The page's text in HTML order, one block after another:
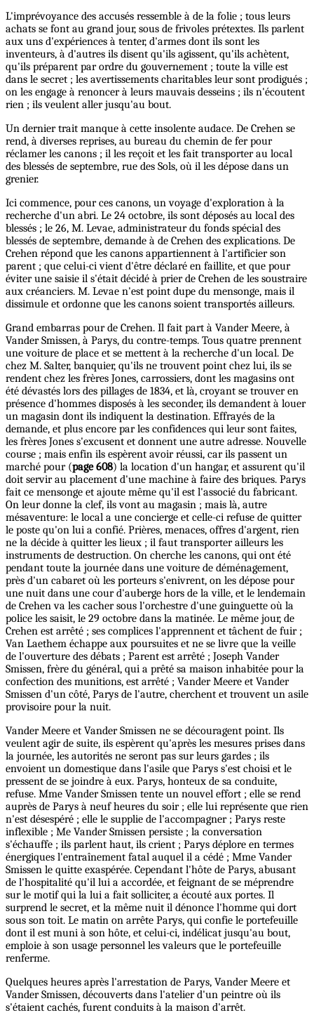
L'imprévoyance des accusés ressemble à de la folie ; tous leurs
achats se font au grand jour, sous de frivoles prétextes. Ils parlent
aux uns d'expériences à tenter, d'armes dont ils sont les
inventeurs, à d'autres ils disent qu'ils agissent, qu'ils achètent,
qu'ils préparent par ordre du gouvernement ; toute la ville est
dans le secret ; les avertissements charitables leur sont prodigués ;
on les engage à renoncer à leurs mauvais desseins ; ils n'écoutent
rien ; ils veulent aller jusqu'au bout.
Un dernier trait manque à cette insolente audace. De Crehen se
rend, à diverses reprises, au bureau du chemin de fer pour
réclamer les canons ; il les reçoit et les fait transporter au local
des blessés de septembre, rue des Sols, où il les dépose dans un
grenier.
Ici commence, pour ces canons, un voyage d'exploration à la
recherche d'un abri. Le 24 octobre, ils sont déposés au local des
blessés ; le 26, M. Levae, administrateur du fonds spécial des
blessés de septembre, demande à de Crehen des explications. De
Crehen répond que les canons appartiennent à l'artificier son
parent ; que celui-ci vient d'être déclaré en faillite, et que pour
éviter une saisie il s'était décidé à prier de Crehen de les soustraire
aux créanciers. M. Levae n'est point dupe du mensonge, mais il
dissimule et ordonne que les canons soient transportés ailleurs.
Grand embarras pour de Crehen. Il fait part à Vander Meere, à
Vander Smissen, à Parys, du contre-temps. Tous quatre prennent
une voiture de place et se mettent à la recherche d'un local. De
chez M. Salter, banquier, qu'ils ne trouvent point chez lui, ils se
rendent chez les frères Jones, carrossiers, dont les magasins ont
été dévastés lors des pillages de 1834, et là, croyant se trouver en
présence d'hommes disposés à les seconder, ils demandent à louer
un magasin dont ils indiquent la destination. Effrayés de la
demande, et plus encore par les confidences qui leur sont faites,
les frères Jones s'excusent et donnent une autre adresse. Nouvelle
course ; mais enfin ils espèrent avoir réussi, car ils passent un
marché pour (page 608) la location d'un hangar, et assurent qu'il
doit servir au placement d'une machine à faire des briques. Parys
fait ce mensonge et ajoute même qu'il est l'associé du fabricant.
On leur donne la clef, ils vont au magasin ; mais là, autre
mésaventure: le local a une concierge et celle-ci refuse de quitter
le poste qu'on lui a confié. Prières, menaces, offres d'argent, rien
ne la décide à quitter les lieux ; il faut transporter ailleurs les
instruments de destruction. On cherche les canons, qui ont été
pendant toute la journée dans une voiture de déménagement,
près d'un cabaret où les porteurs s'enivrent, on les dépose pour
une nuit dans une cour d'auberge hors de la ville, et le lendemain
de Crehen va les cacher sous l'orchestre d'une guinguette où la
police les saisit, le 29 octobre dans la matinée. Le même jour, de
Crehen est arrêté ; ses complices l'apprennent et tâchent de fuir ;
Van Laethem échappe aux poursuites et ne se livre que la veille
de l'ouverture des débats ; Parent est arrêté ; Joseph Vander
Smissen, frère du général, qui a prêté sa maison inhabitée pour la
confection des munitions, est arrêté ; Vander Meere et Vander
Smissen d'un côté, Parys de l'autre, cherchent et trouvent un asile
provisoire pour la nuit.
Vander Meere et Vander Smissen ne se découragent point. Ils
veulent agir de suite, ils espèrent qu'après les mesures prises dans
la journée, les autorités ne seront pas sur leurs gardes ; ils
envoient un domestique dans l'asile que Parys s'est choisi et le
pressent de se joindre à eux. Parys, honteux de sa conduite,
refuse. Mme Vander Smissen tente un nouvel effort ; elle se rend
auprès de Parys à neuf heures du soir ; elle lui représente que rien
n'est désespéré ; elle le supplie de l'accompagner ; Parys reste
inflexible ; Me Vander Smissen persiste ; la conversation
s'échauffe ; ils parlent haut, ils crient ; Parys déplore en termes
énergiques l'entraînement fatal auquel il a cédé ; Mme Vander
Smissen le quitte exaspérée. Cependant l'hôte de Parys, abusant
de l'hospitalité qu'il lui a accordée, et feignant de se méprendre
sur le motif qui la lui a fait solliciter, a écouté aux portes. Il
surprend le secret, et la même nuit il dénonce l'homme qui dort
sous son toit. Le matin on arrête Parys, qui confie le portefeuille
dont il est muni à son hôte, et celui-ci, indélicat jusqu'au bout,
emploie à son usage personnel les valeurs que le portefeuille
renferme.
Quelques heures après l'arrestation de Parys, Vander Meere et
Vander Smissen, découverts dans l'atelier d'un peintre où ils
s'étaient cachés, furent conduits à la maison d'arrêt.